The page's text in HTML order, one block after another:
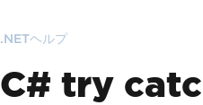
.NETヘルプ
C# try